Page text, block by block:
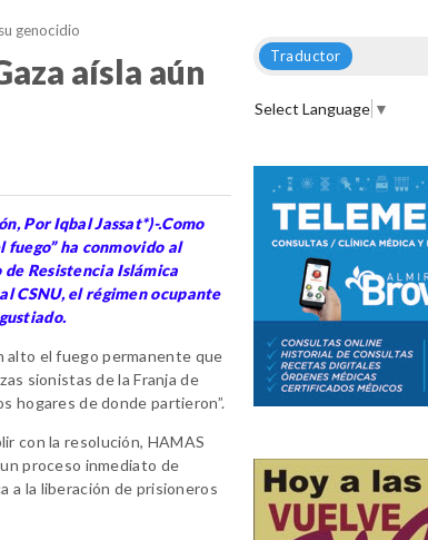
genocidio
aísla aún
Por Iqbal Jassat*)-.Como
fuego” ha conmovido al
Resistencia Islámica
CSNU, el régimen ocupante
alto el fuego permanente que
sionistas de la Franja de
hogares de donde partieron”.
con la resolución, HAMAS
proceso inmediato de
a la liberación de prisioneros
Traductor
Select Language ▼